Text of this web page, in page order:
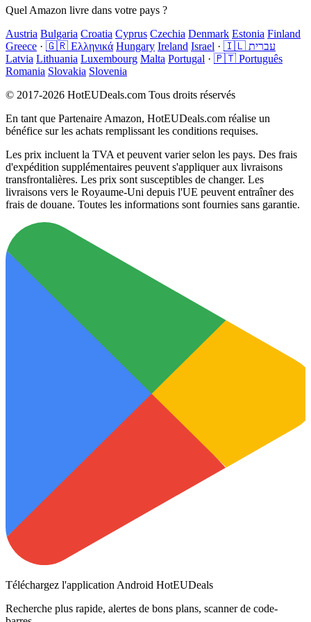
Quel Amazon livre dans votre pays ?
Austria Bulgaria Croatia Cyprus Czechia Denmark Estonia Finland
Greece · 🇬🇷 Ελληνικά Hungary Ireland Israel ·
🇮🇱 עברית
Latvia Lithuania Luxembourg Malta Portugal · 🇵🇹 Português
Romania Slovakia Slovenia
© 2017-2026 HotEUDeals.com Tous droits réservés
En tant que Partenaire Amazon, HotEUDeals.com réalise un
bénéfice sur les achats remplissant les conditions requises.
Les prix incluent la TVA et peuvent varier selon les pays. Des frais
d'expédition supplémentaires peuvent s'appliquer aux livraisons
transfrontalières. Les prix sont susceptibles de changer. Les
livraisons vers le Royaume-Uni depuis l'UE peuvent entraîner des
frais de douane. Toutes les informations sont fournies sans garantie.
Téléchargez l'application Android HotEUDeals
Recherche plus rapide, alertes de bons plans, scanner de code-